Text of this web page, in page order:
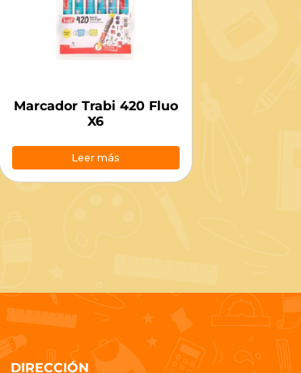
Marcador Trabi 420 Fluo
X6
Leer más
DIRECCIÓN